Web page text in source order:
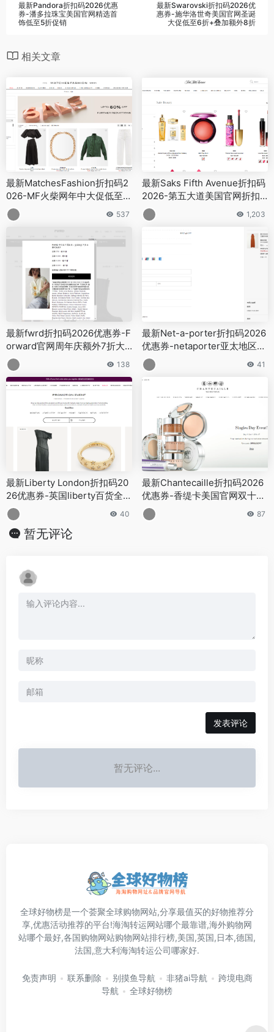
最新Pandora折扣码2026优惠
券-潘多拉珠宝美国官网精选首
饰低至5折促销
最新Swarovski折扣码2026优
惠券-施华洛世奇美国官网圣诞
大促低至6折+叠加额外8折
相关文章
最新MatchesFashion折扣码2
026-MF火柴网年中大促低至4
折促销
537
最新Saks Fifth Avenue折扣码
2026-第五大道美国官网折扣
区美妆低至5折
1,203
最新fwrd折扣码2026优惠券-F
orward官网周年庆额外7折大
促
138
最新Net-a-porter折扣码2026
优惠券-netaporter亚太地区全
场正价商品85折促销
41
最新Liberty London折扣码20
26优惠券-英国liberty百货全场
低至8折促销
40
最新Chantecaille折扣码2026
优惠券-香缇卡美国官网双十一
全场订单第二件7.5折促销
87
暂无评论
发表评论
暂无评论...
全球好物榜是一个荟聚全球购物网站,分享最值买的好物推荐分
享,优惠活动推荐的平台!海淘转运网站哪个最靠谱,海外购物网
站哪个最好,各国购物网站购物网站排行榜,美国,英国,日本,德国,
法国,意大利海淘转运公司哪家好.
免责声明 联系删除 别摸鱼导航 非猪ai导航
跨境电商
导航
全球好物榜